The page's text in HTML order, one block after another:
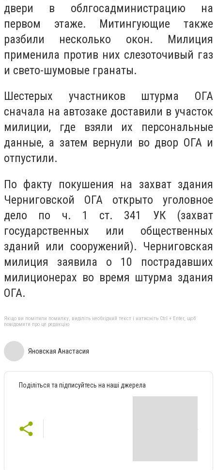
двери в облгосадминистрацию на
первом этаже. Митингующие также
разбили несколько окон. Милиция
применила против них слезоточивый газ
и свето-шумовые гранаты.
Шестерых участников штурма ОГА
сначала на автозаке доставили в участок
милиции, где взяли их персональные
данные, а затем вернули во двор ОГА и
отпустили.
По факту покушения на захват здания
Черниговской ОГА открыто уголовное
дело по ч. 1 ст. 341 УК (захват
государственных или общественных
зданий или сооружений). Черниговская
милиция заявила о 10 пострадавших
милиционерах во время штурма здания
ОГА.
Якщо ви помітили помилку, виділіть необхідний текст і натисніть Ctrl + Enter, щоб
повідомити про це редакцію
Яновская Анастасия
Поділіться та підписуйтесь на наші джерела